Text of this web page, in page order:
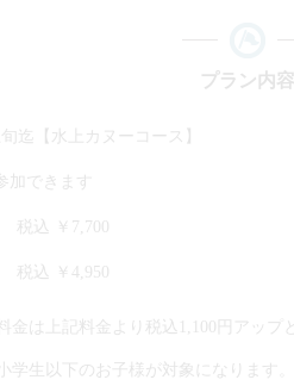
プラン内容
旬迄【水上カヌーコース】
加できます
税込 ￥7,700
税込 ￥4,950
金は上記料金より税込1,100円アップ
学生以下のお子様が対象になります。